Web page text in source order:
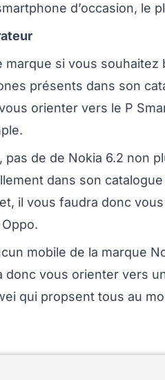
d’occasion, le
marque si vous souhaitez
présents dans son
orienter vers le P
pas de de Nokia 6.2 non
dans son
il vous faudra donc
mobile de la marque
vous orienter vers
qui propsent tous au